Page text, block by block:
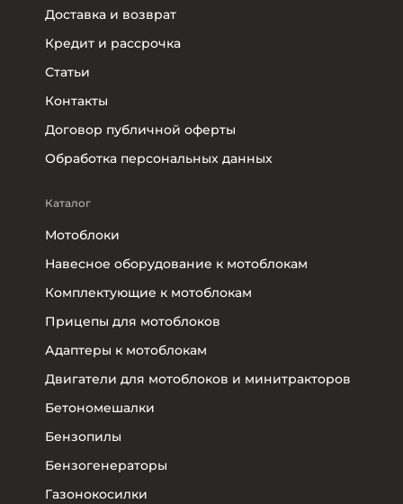
Доставка и возврат
Кредит и рассрочка
Статьи
Контакты
Договор публичной оферты
Обработка персональных данных
Каталог
Мотоблоки
Навесное оборудование к мотоблокам
Комплектующие к мотоблокам
Прицепы для мотоблоков
Адаптеры к мотоблокам
Двигатели для мотоблоков и минитракторов
Бетономешалки
Бензопилы
Бензогенераторы
Газонокосилки